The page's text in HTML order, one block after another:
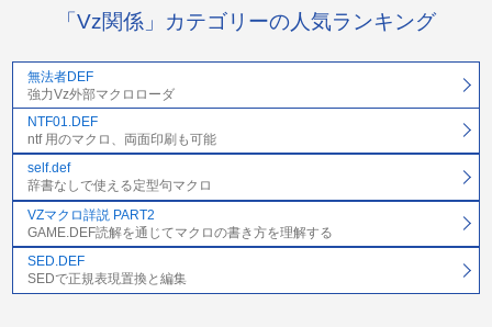
「Vz関係」カテゴリーの人気ランキング
無法者DEF
強力Vz外部マクロローダ
NTF01.DEF
ntf 用のマクロ、両面印刷も可能
self.def
辞書なしで使える定型句マクロ
VZマクロ詳説 PART2
GAME.DEF読解を通じてマクロの書き方を理解する
SED.DEF
SEDで正規表現置換と編集